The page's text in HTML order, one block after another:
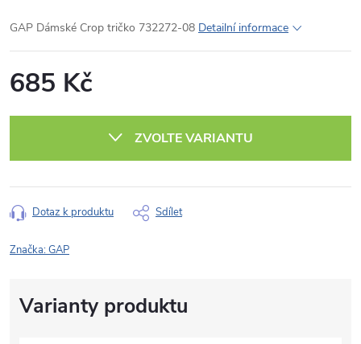
GAP Dámské Crop tričko 732272-08 Detailní informace
685 Kč
ZVOLTE VARIANTU
Dotaz k produktu Sdílet
Značka:GAP